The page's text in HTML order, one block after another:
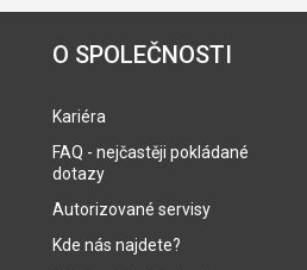
O SPOLEČNOSTI
Kariéra
FAQ - nejčastěji pokládané
dotazy
Autorizované servisy
Kde nás najdete?